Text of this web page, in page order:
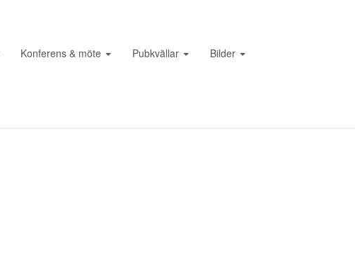
Konferens & möte Pubkvällar Bilder